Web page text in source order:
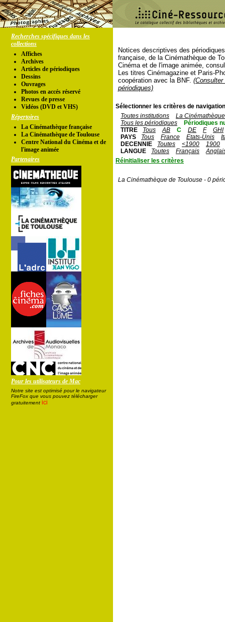
Recherches spécifiques dans les
collections
Affiches
Archives
Articles de périodiques
Dessins
Ouvrages
Photos en accés réservé
Revues de presse
Vidéos (DVD et VHS)
Répertoires
La Cinémathèque française
La Cinémathèque de Toulouse
Centre National du Cinéma et de
l'image animée
Partenaires
Pour les utilisateurs de Mac
Notre site est optimisé pour le navigateur
FireFox que vous pouvez télécharger
gratuitement ici
Notices descriptives des
française, de la Cinémathèque de
Cinéma et de l'image animée,
Les titres Cinémagazine et Paris-
coopération avec la BNF.
périodiques)
Sélectionner les critères de
Toutes institutions
La
Tous les périodiques
Périodiques
TITRE
Tous AB C DE F
GHI
PAYS
Tous France Etats-Unis
DECENNIE
Toutes <1900
1900
LANGUE
Toutes Français
Réinitialiser les critères
La Cinémathèque de Toulouse - 0